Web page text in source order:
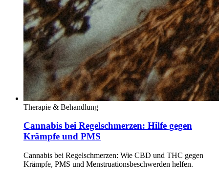
Therapie & Behandlung
Cannabis bei Regelschmerzen: Hilfe gegen
Krämpfe und PMS
Cannabis bei Regelschmerzen: Wie CBD und THC gegen
Krämpfe, PMS und Menstruationsbeschwerden helfen.